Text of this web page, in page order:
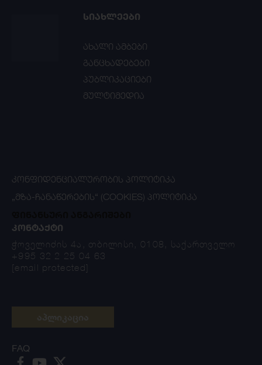
ᲡᲘᲐᲮᲚᲔᲔᲑᲘ
ახალი ამბები
განცხადებები
პუბლიკაციები
მულტიმედია
ᲙᲝᲜᲤᲘᲓᲔᲜᲪᲘᲐᲚᲣᲠᲝᲑᲘᲡ ᲞᲝᲚᲘᲢᲘᲙᲐ
„ᲛᲖᲐ-ᲩᲐᲜᲐᲬᲔᲠᲔᲑᲘᲡ“ (COOKIES) ᲞᲝᲚᲘᲢᲘᲙᲐ
ᲙᲝᲜᲢᲐᲥᲢᲘ
ჭოველიძის 4ა, თბილისი, 0108, საქართველო
+995 32 2 25 04 63
[email protected]
FAQ